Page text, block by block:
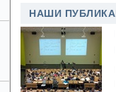
НАШИ